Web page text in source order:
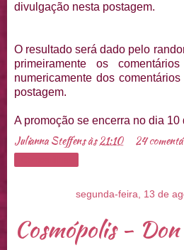
divulgação nesta postagem.
O resultado será dado pelo
primeiramente os
numericamente dos
postagem.
A promoção se encerra no dia 10
Julianna Steffensàs21:10 24
segunda-feira, 13 de
Cosmópolis -